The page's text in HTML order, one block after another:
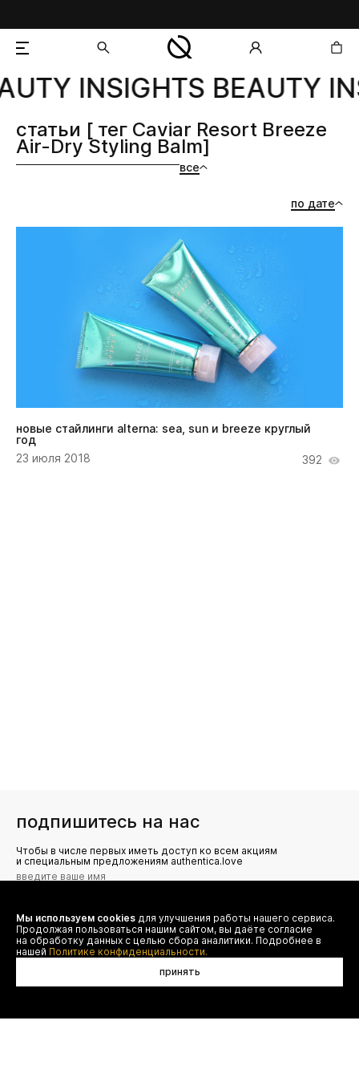
добавлен в корзину
INSIGHTS BEAUTY
все
статьи [ тег Caviar Resort Breeze
Air-Dry Styling Balm]
по дате
новые стайлинги alterna: sea, sun и breeze круглый
год
23 июля 2018
392
подпишитесь на нас
Чтобы в числе первых иметь доступ ко всем акциям
и специальным предложениям authentica.love
Я даю согласие на сбор, обработку и хранение моих
персональных данных (имя, email, телефон) для получения
рекламных и информационных рассылок от ООО 'БТ
Юнайтед', а также ознакомлен(а) с
Политикой конфиденциальности
Мы используем cookies для улучшения работы нашего сервиса.
Продолжая пользоваться нашим сайтом, вы даёте согласие
на обработку данных с целью сбора аналитики. Подробнее в
нашей Политике конфиденциальности.
принять